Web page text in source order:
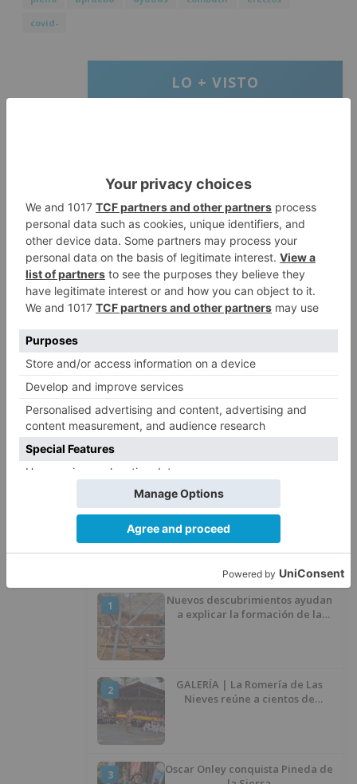
covid-
LO + VISTO
2
Un incendio intencionado
calcina el tobogán del parque
infantil del Barrio del Pilar de
Burgos
3
Seis proyectos de Burgos
recibirán 7,5 millones de euros
para impulsar plantas solares
4
Herido un hombre de 35 años
que iba en silla de ruedas tras
ser atropellado en Burgos
5
"vaciado la hucha" y depende
del Ministerio para sostener las
inversiones
1
Nuevos descubrimientos ayudan
a explicar la formación de la
2
GALERÍA | La Romería de Las
Nieves reúne a cientos de
3
Oscar Onley conquista Pineda de